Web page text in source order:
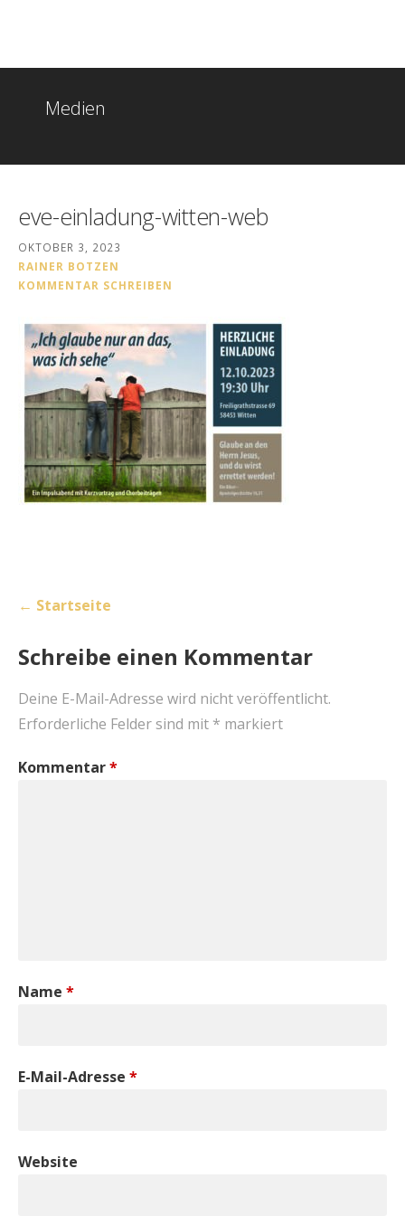
Medien
eve-einladung-witten-web
OKTOBER 3, 2023
RAINER BOTZEN
KOMMENTAR SCHREIBEN
Beitragsnavigation
← Startseite
Schreibe einen Kommentar
Deine E-Mail-Adresse wird nicht veröffentlicht.
Erforderliche Felder sind mit * markiert
Kommentar*
Name *
E-Mail-Adresse *
Website